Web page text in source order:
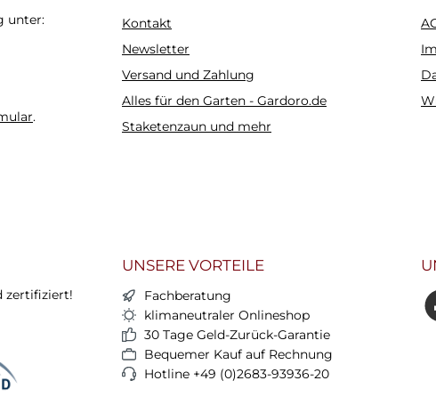
unter:
.
Kontakt
Newsletter
Versand und Zahlung
Alles für den Garten - Gardoro.de
Staketenzaun und mehr
zertifiziert!
UNSERE VORTEILE
Fachberatung
klimaneutraler Onlineshop
30 Tage Geld-Zurück-Garantie
Bequemer Kauf auf Rechnung
Hotline +49 (0)2683-93936-20